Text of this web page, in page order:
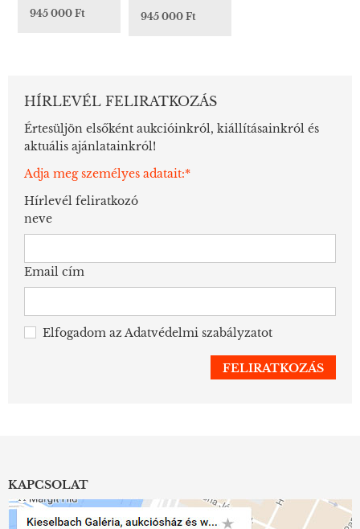
945 000 Ft
945 000 Ft
HÍRLEVÉL FELIRATKOZÁS
Értesüljön elsőként aukcióinkról, kiállításainkról és
aktuális ajánlatainkról!
Adja meg személyes adatait:*
Hírlevél feliratkozó
neve
Email cím
Elfogadom azAdatvédelmi szabályzatot
KAPCSOLAT